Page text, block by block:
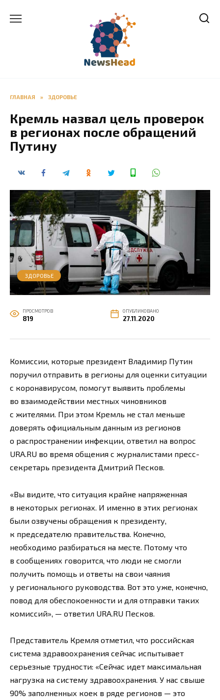
ГЛАВНАЯ » ЗДОРОВЬЕ
Кремль назвал цель проверок
в регионах после обращений
Путину
ЗДОРОВЬЕ
ПРОСМОТРОВ
819
ОПУБЛИКОВАНО
27.11.2020
Комиссии, которые президент Владимир Путин
поручил отправить в регионы для оценки ситуации
с коронавирусом, помогут выявить проблемы
во взаимодействии местных чиновников
с жителями. При этом Кремль не стал меньше
доверять официальным данным из регионов
о распространении инфекции, ответил на вопрос
URA.RU во время общения с журналистами пресс-
секретарь президента Дмитрий Песков.
«Вы видите, что ситуация крайне напряженная
в некоторых регионах. И именно в этих регионах
были озвучены обращения к президенту,
к председателю правительства. Конечно,
необходимо разбираться на месте. Потому что
в сообщениях говорится, что люди не смогли
получить помощь и ответы на свои чаяния
у регионального руководства. Вот это уже, конечно,
повод для обеспокоенности и для отправки таких
комиссий», — ответил URA.RU Песков.
Представитель Кремля отметил, что российская
система здравоохранения сейчас испытывает
серьезные трудности: «Сейчас идет максимальная
нагрузка на систему здравоохранения. У нас свыше
90% заполненных коек в ряде регионов — это